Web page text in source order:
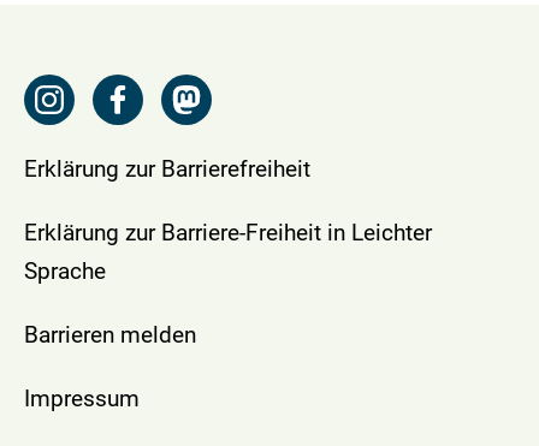
Erklärung zur Barrierefreiheit
Erklärung zur Barriere-Freiheit in Leichter
Sprache
Barrieren melden
Impressum